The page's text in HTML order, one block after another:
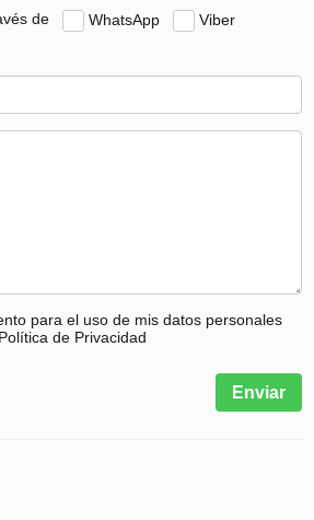
de WhatsApp
Viber
para el uso de mis datos personales
de Privacidad
Enviar